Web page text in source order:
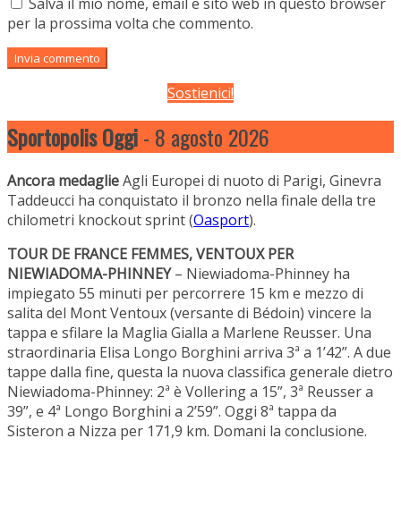
per la prossima volta che commento.
Sostienici!
Sportopolis Oggi- 8 agosto 2026
Ancora medaglieAgli Europei di nuoto di Parigi, Ginevra
Taddeucci ha conquistato il bronzo nella finale della tre
chilometri knockout sprint (Oasport).
TOUR DE FRANCE FEMMES, VENTOUX PER
NIEWIADOMA-PHINNEY– Niewiadoma-Phinney ha
impiegato 55 minuti per percorrere 15 km e mezzo di
salita del Mont Ventoux (versante di Bédoin) vincere la
tappa e sfilare la Maglia Gialla a Marlene Reusser. Una
straordinaria Elisa Longo Borghini arriva 3ª a 1’42”. A due
tappe dalla fine, questa la nuova classifica generale dietro
Niewiadoma-Phinney: 2ª è Vollering a 15”, 3ª Reusser a
39”, e 4ª Longo Borghini a 2’59”. Oggi 8ª tappa da
Sisteron a Nizza per 171,9 km. Domani la conclusione.